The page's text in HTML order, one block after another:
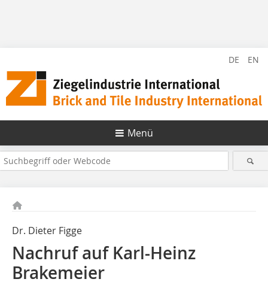
DE EN
Menü
Dr. Dieter Figge
Nachruf auf Karl-Heinz
Brakemeier